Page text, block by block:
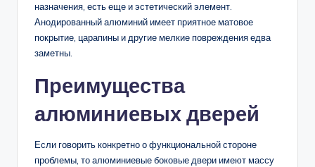
назначения, есть еще и эстетический элемент.
Анодированный алюминий имеет приятное матовое
покрытие, царапины и другие мелкие повреждения едва
заметны.
Преимущества
алюминиевых дверей
Если говорить конкретно о функциональной стороне
проблемы, то алюминиевые боковые двери имеют массу